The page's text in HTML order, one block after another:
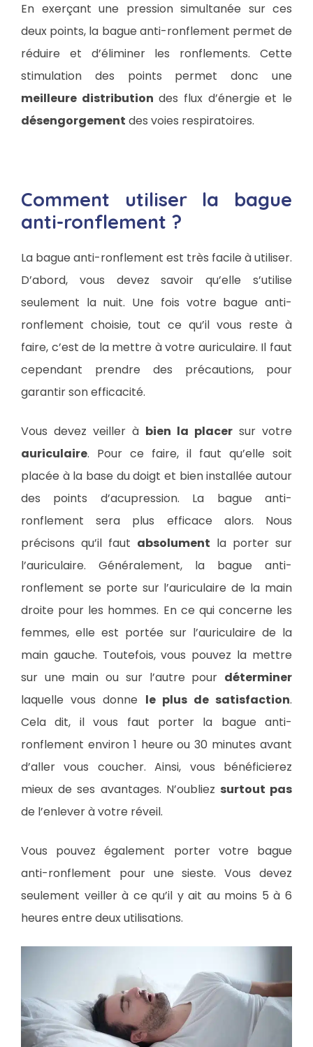
En exerçant une pression simultanée sur ces
deux points, la bague anti-ronflement permet de
réduire et d’éliminer les ronflements. Cette
stimulation des points permet donc une
meilleure distribution des flux d’énergie et le
désengorgement des voies respiratoires.
Comment utiliser la bague
anti-ronflement ?
La bague anti-ronflement est très facile à utiliser.
D’abord, vous devez savoir qu’elle s’utilise
seulement la nuit. Une fois votre bague anti-
ronflement choisie, tout ce qu’il vous reste à
faire, c’est de la mettre à votre auriculaire. Il faut
cependant prendre des précautions, pour
garantir son efficacité.
Vous devez veiller à bien la placer sur votre
auriculaire. Pour ce faire, il faut qu’elle soit
placée à la base du doigt et bien installée autour
des points d’acupression. La bague anti-
ronflement sera plus efficace alors. Nous
précisons qu’il faut absolument la porter sur
l’auriculaire. Généralement, la bague anti-
ronflement se porte sur l’auriculaire de la main
droite pour les hommes. En ce qui concerne les
femmes, elle est portée sur l’auriculaire de la
main gauche. Toutefois, vous pouvez la mettre
sur une main ou sur l’autre pour déterminer
laquelle vous donne le plus de satisfaction.
Cela dit, il vous faut porter la bague anti-
ronflement environ 1 heure ou 30 minutes avant
d’aller vous coucher. Ainsi, vous bénéficierez
mieux de ses avantages. N’oubliez surtout pas
de l’enlever à votre réveil.
Vous pouvez également porter votre bague
anti-ronflement pour une sieste. Vous devez
seulement veiller à ce qu’il y ait au moins 5 à 6
heures entre deux utilisations.